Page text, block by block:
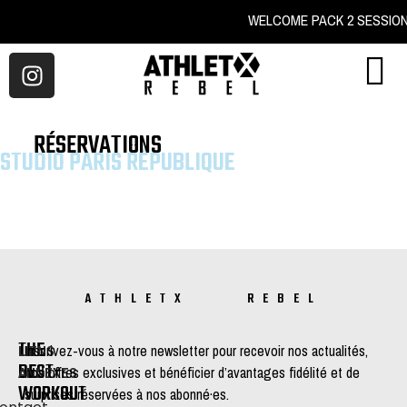
WELCOME PACK 2
STUDIO PARIS RÉPUBLIQUE
RÉSERVATIONS
ATHLETX REBEL
THE
BEST
WORKOUT
LIENS
ANNEXES
Inscrivez-vous à notre newsletter pour recevoir nos actualités,
nos offres exclusives et bénéficier d’avantages fidélité et de
surprises réservées à nos abonné·es.